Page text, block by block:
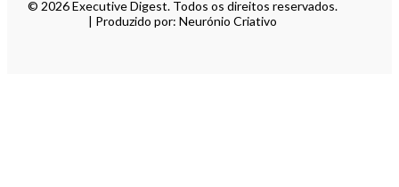
© 2026 Executive Digest. Todos os direitos reservados.
| Produzido por: Neurónio Criativo